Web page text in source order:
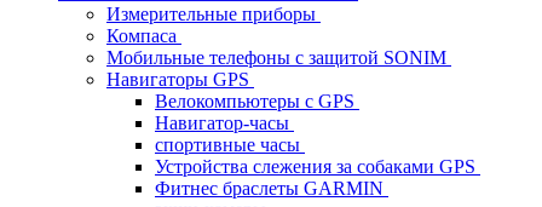
Измерительные приборы
Компаса
Мобильные телефоны с защитой SONIM
Навигаторы GPS
Велокомпьютеры с GPS
Навигатор-часы
спортивные часы
Устройства слежения за собаками GPS
Фитнес браслеты GARMIN